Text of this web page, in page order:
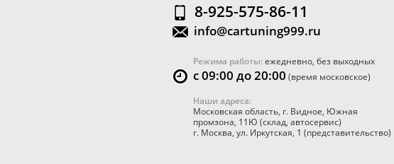
8-925-575-86-11
info@cartuning999.ru
Режима работы:ежедневно, без выходных
с 09:00 до 20:00 (время московское)
Наши адреса:
Московская область, г. Видное, Южная
промзона, 11Ю (склад, автосервис)
г. Москва, ул. Иркутская, 1 (представительство)